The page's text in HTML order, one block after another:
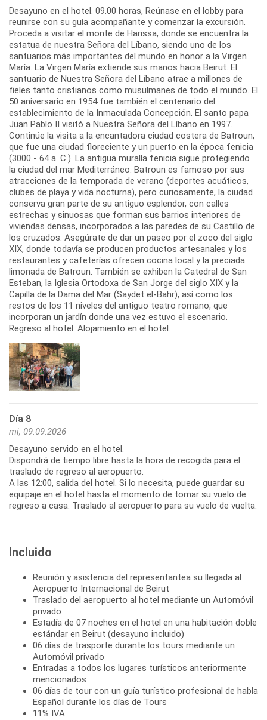
Desayuno en el hotel. 09.00 horas, Reúnase en el lobby para
reunirse con su guía acompañante y comenzar la excursión.
Proceda a visitar el monte de Harissa, donde se encuentra la
estatua de nuestra Señora del Líbano, siendo uno de los
santuarios más importantes del mundo en honor a la Virgen
María. La Virgen María extiende sus manos hacia Beirut. El
santuario de Nuestra Señora del Líbano atrae a millones de
fieles tanto cristianos como musulmanes de todo el mundo. El
50 aniversario en 1954 fue también el centenario del
establecimiento de la Inmaculada Concepción. El santo papa
Juan Pablo II visitó a Nuestra Señora del Líbano en 1997.
Continúe la visita a la encantadora ciudad costera de Batroun,
que fue una ciudad floreciente y un puerto en la época fenicia
(3000 - 64 a. C.). La antigua muralla fenicia sigue protegiendo
la ciudad del mar Mediterráneo. Batroun es famoso por sus
atracciones de la temporada de verano (deportes acuáticos,
clubes de playa y vida nocturna), pero curiosamente, la ciudad
conserva gran parte de su antiguo esplendor, con calles
estrechas y sinuosas que forman sus barrios interiores de
viviendas densas, incorporados a las paredes de su Castillo de
los cruzados. Asegúrate de dar un paseo por el zoco del siglo
XIX, donde todavía se producen productos artesanales y los
restaurantes y cafeterías ofrecen cocina local y la preciada
limonada de Batroun. También se exhiben la Catedral de San
Esteban, la Iglesia Ortodoxa de San Jorge del siglo XIX y la
Capilla de la Dama del Mar (Saydet el-Bahr), así como los
restos de los 11 niveles del antiguo teatro romano, que
incorporan un jardín donde una vez estuvo el escenario.
Regreso al hotel. Alojamiento en el hotel.
Día 8
mi, 09.09.2026
Desayuno servido en el hotel.
Dispondrá de tiempo libre hasta la hora de recogida para el
traslado de regreso al aeropuerto.
A las 12:00, salida del hotel. Si lo necesita, puede guardar su
equipaje en el hotel hasta el momento de tomar su vuelo de
regreso a casa. Traslado al aeropuerto para su vuelo de vuelta.
Incluido
Reunión y asistencia del representantea su llegada al
Aeropuerto Internacional de Beirut
Traslado del aeropuerto al hotel mediante un Automóvil
privado
Estadía de 07 noches en el hotel en una habitación doble
estándar en Beirut (desayuno incluido)
06 días de trasporte durante los tours mediante un
Automóvil privado
Entradas a todos los lugares turísticos anteriormente
mencionados
06 días de tour con un guía turístico profesional de habla
Español durante los días de Tours
11% IVA